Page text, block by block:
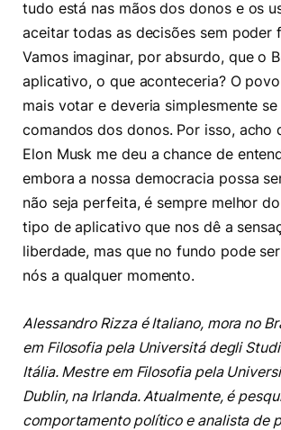
tudo está nas mãos dos donos e os
aceitar todas as decisões sem poder
Vamos imaginar, por absurdo, que o
aplicativo, o que aconteceria? O
mais votar e deveria simplesmente
comandos dos donos. Por isso, acho
Elon Musk me deu a chance de
embora a nossa democracia possa
não seja perfeita, é sempre melhor
tipo de aplicativo que nos dê a
liberdade, mas que no fundo pode
nós a qualquer momento.
Alessandro Rizza é Italiano, mora no
em Filosofia pela Universitá degli
Itália. Mestre em Filosofia pela
Dublin, na Irlanda. Atualmente, é
comportamento político e analista de